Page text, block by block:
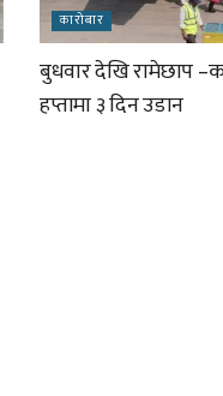
कारोबार
बुधवार देखि रामेछाप
हप्तामा ३ दिन उडान